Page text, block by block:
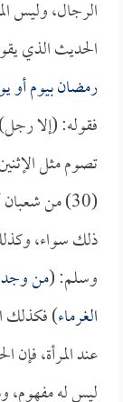
الرجال، وليس
الحديث الذي
رمضان بيوم أو
فقوله: (إلا
تصوم مثل
ذلك سواء،
وسلم: (من وجد
الغرماء) فكذلك
عند المرأة،
ليس له مفهوم،